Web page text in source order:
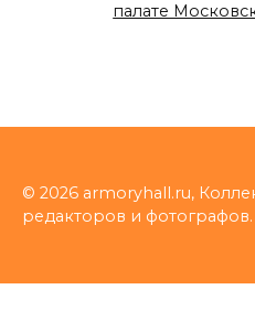
палате
© 2026 armoryhall.ru,
редакторов и